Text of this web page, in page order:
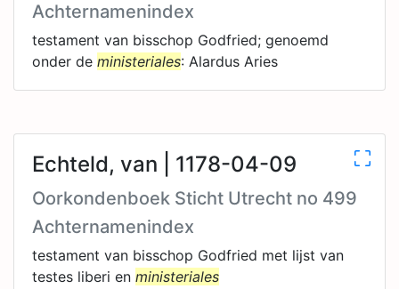
Achternamenindex
testament van bisschop Godfried; genoemd
onder de ministeriales: Alardus Aries
Echteld, van | 1178-04-09
Oorkondenboek Sticht Utrecht no 499
Achternamenindex
testament van bisschop Godfried met lijst van
testes liberi en ministeriales